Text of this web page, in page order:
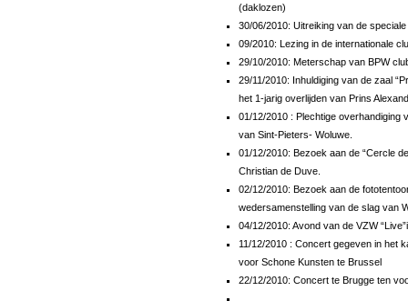
(daklozen)
30/06/2010: Uitreiking van de
09/2010: Lezing in de internationale
29/10/2010: Meterschap van BPW
29/11/2010: Inhuldiging van de zaal
het 1-jarig overlijden van Prins
01/12/2010 : Plechtige overhandiging
van Sint-Pieters- Woluwe.
01/12/2010: Bezoek aan de “Cercle
Christian de Duve.
02/12/2010: Bezoek aan de
wedersamenstelling van de slag van
04/12/2010: Avond van de VZW
11/12/2010 : Concert gegeven in het
voor Schone Kunsten te Brussel
22/12/2010: Concert te Brugge ten